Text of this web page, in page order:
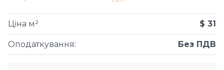
Оподаткування: Без ПДВ
Ціна м² $ 31